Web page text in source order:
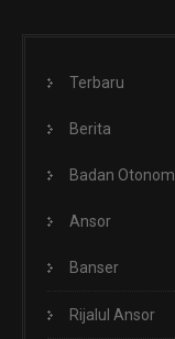
Terbaru
Berita
Badan Otonom
Ansor
Banser
Rijalul Ansor